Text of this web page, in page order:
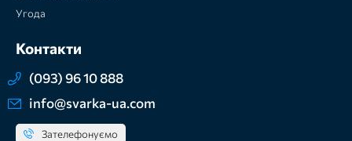
Угода
Контакти
(093) 96 10 888
info@svarka-ua.com
Зателефонуємо